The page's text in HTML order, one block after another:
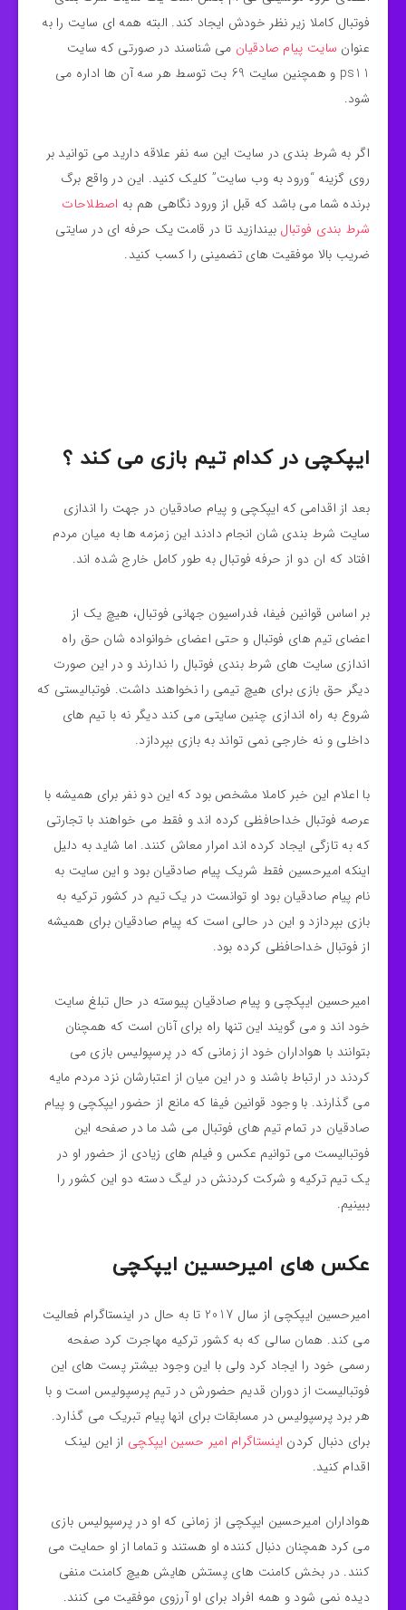
فوتبال کاملا زیر نظر خودش ایجاد کند. البته همه ای سایت را به
عنوان سایت پیام صادقیان می شناسند در صورتی که سایت
ps11 و همچنین سایت 69 بت توسط هر سه آن ها اداره می
شود.
اگر به شرط بندی در سایت این سه نفر علاقه دارید می توانید بر
روی گزینه “ورود به وب سایت” کلیک کنید. این در واقع برگ
برنده شما می باشد که قبل از ورود نگاهی هم به اصطلاحات
شرط بندی فوتبال بیندازید تا در قامت یک حرفه ای در سایتی
ضریب بالا موفقیت های تضمینی را کسب کنید.
ایپکچی در کدام تیم بازی می کند ؟
بعد از اقدامی که ایپکچی و پیام صادقیان در جهت را اندازی
سایت شرط بندی شان انجام دادند این زمزمه ها به میان مردم
افتاد که ان دو از حرفه فوتبال به طور کامل خارج شده اند.
بر اساس قوانین فیفا، فدراسیون جهانی فوتبال، هیچ یک از
اعضای تیم های فوتبال و حتی اعضای خوانواده شان حق راه
اندازی سایت های شرط بندی فوتبال را ندارند و در این صورت
دیگر حق بازی برای هیچ تیمی را نخواهند داشت. فوتبالیستی که
شروع به راه اندازی چنین سایتی می کند دیگر نه با تیم های
داخلی و نه خارجی نمی تواند به بازی بپردازد.
با اعلام این خبر کاملا مشخص بود که این دو نفر برای همیشه با
عرصه فوتبال خداحافظی کرده اند و فقط می خواهند با تجارتی
که به تازگی ایجاد کرده اند امرار معاش کنند. اما شاید به دلیل
اینکه امیرحسین فقط شریک پیام صادقیان بود و این سایت به
نام پیام صادقیان بود او توانست در یک تیم در کشور ترکیه به
بازی بپردازد و این در حالی است که پیام صادقیان برای همیشه
از فوتبال خداحافظی کرده بود.
امیرحسین ایپکچی و پیام صادقیان پیوسته در حال تبلغ سایت
خود اند و می گویند این تنها راه برای آنان است که همچنان
بتوانند با هواداران خود از زمانی که در پرسپولیس بازی می
کردند در ارتباط باشند و در این میان از اعتبارشان نزد مردم مایه
می گذارند. با وجود قوانین فیفا که مانع از حضور ایپکچی و پیام
صادقیان در تمام تیم های فوتبال می شد ما در صفحه این
فوتبالیست می توانیم عکس و فیلم های زیادی از حضور او در
یک تیم ترکیه و شرکت کردنش در لیگ دسته دو این کشور را
ببینیم.
عکس های امیرحسین ایپکچی
امیرحسین ایپکچی از سال 2017 تا به حال در اینستاگرام فعالیت
می کند. همان سالی که به کشور ترکیه مهاجرت کرد صفحه
رسمی خود را ایجاد کرد ولی با این وجود بیشتر پست های این
فوتبالیست از دوران قدیم حضورش در تیم پرسپولیس است و با
هر برد پرسپولیس در مسابقات برای انها پیام تبریک می گذارد.
برای دنبال کردن اینستاگرام امیر حسین ایپکچی از این لینک
اقدام کنید.
هواداران امیرحسین ایپکچی از زمانی که او در پرسپولیس بازی
می کرد همچنان دنبال کننده او هستند و تماما از او حمایت می
کنند. در بخش کامنت های پستش هایش هیچ کامنت منفی
دیده نمی شود و همه افراد برای او آرزوی موفقیت می کنند.